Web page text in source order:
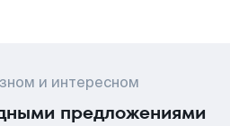
и интересном
предложениями